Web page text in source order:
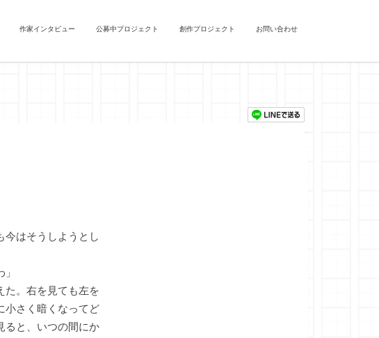
作家インタビュー 公募中プロジェクト 創作プロジェクト お問い合わせ
今はそうしようとし
た。右を見ても左を
小さく暗くなってど
ると、いつの間にか